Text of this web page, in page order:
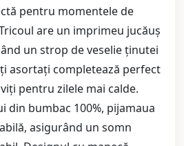
pentru momentele de
are un imprimeu jucăuș
un strop de veselie ținutei
asortați completează perfect
pentru zilele mai calde.
din bumbac 100%, pijamaua
asigurând un somn